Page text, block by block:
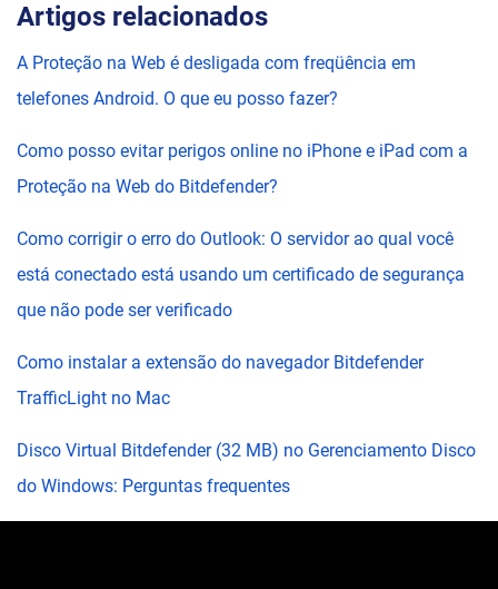
Artigos relacionados
A Proteção na Web é desligada com freqüência em
telefones Android. O que eu posso fazer?
Como posso evitar perigos online no iPhone e iPad com a
Proteção na Web do Bitdefender?
Como corrigir o erro do Outlook: O servidor ao qual você
está conectado está usando um certificado de segurança
que não pode ser verificado
Como instalar a extensão do navegador Bitdefender
TrafficLight no Mac
Disco Virtual Bitdefender (32 MB) no Gerenciamento Disco
do Windows: Perguntas frequentes